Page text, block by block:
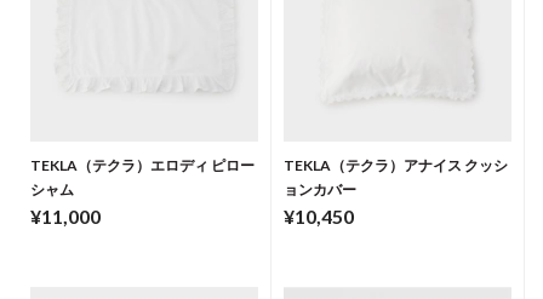
TEKLA（テクラ）エロディ ピロー
シャム
¥11,000
TEKLA（テクラ）アナイス クッシ
ョンカバー
¥10,450